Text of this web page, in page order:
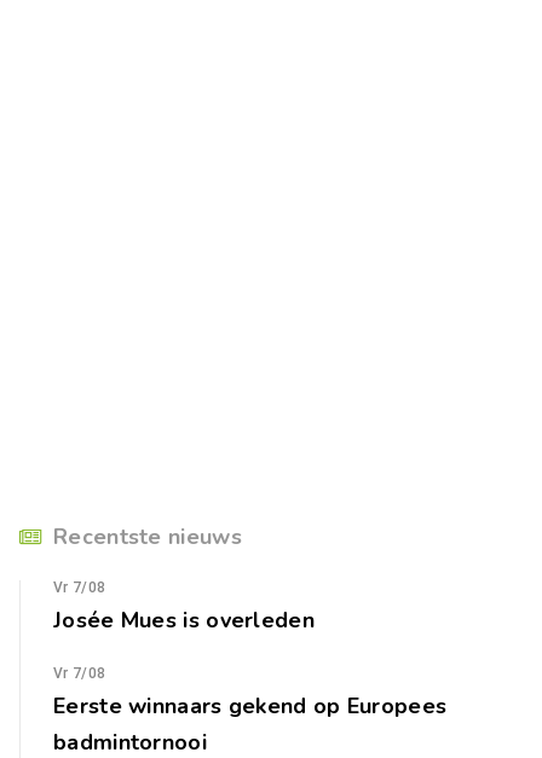
Recentste nieuws
Vr 7/08
Josée Mues is overleden
Vr 7/08
Eerste winnaars gekend op Europees
badmintornooi